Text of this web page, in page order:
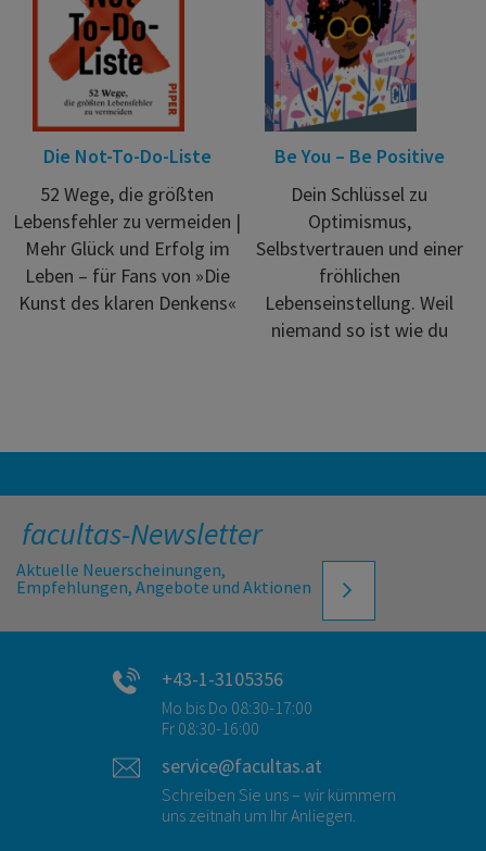
Die Not-To-Do-Liste
52 Wege, die größten
Lebensfehler zu vermeiden |
Mehr Glück und Erfolg im
Leben – für Fans von »Die
Kunst des klaren Denkens«
Be You – Be Positive
Dein Schlüssel zu
Optimismus,
Selbstvertrauen und einer
fröhlichen
Lebenseinstellung. Weil
niemand so ist wie du
facultas-Newsletter
Aktuelle Neuerscheinungen,
Empfehlungen, Angebote und Aktionen
+43-1-3105356
Mo bis Do 08:30-17:00
Fr 08:30-16:00
service@facultas.at
Schreiben Sie uns – wir kümmern
uns zeitnah um Ihr Anliegen.